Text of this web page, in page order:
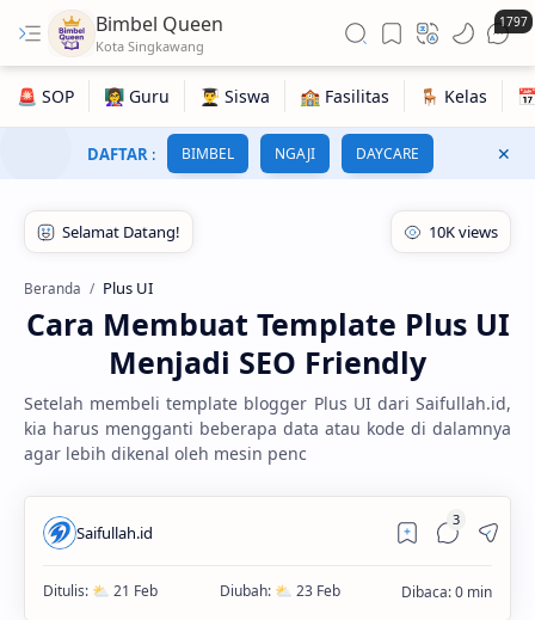
Bimbel Queen 1797
DAFTAR : BIMBEL NGAJI DAYCARE
Beranda Plus UI
Cara Membuat Template Plus UI
Menjadi SEO Friendly
Setelah membeli template blogger Plus UI dari Saifullah.id,
kia harus mengganti beberapa data atau kode di dalamnya
agar lebih dikenal oleh mesin penc